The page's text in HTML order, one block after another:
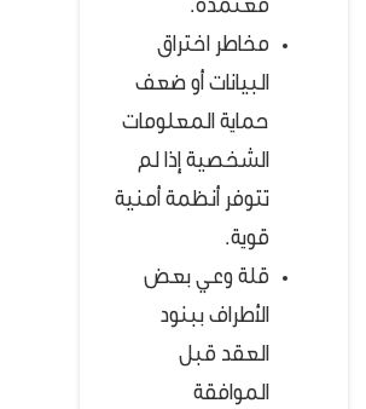
معتمدة.
مخاطر اختراق
البيانات أو ضعف
حماية المعلومات
الشخصية إذا لم
تتوفر أنظمة أمنية
قوية.
قلة وعي بعض
الأطراف ببنود
العقد قبل
الموافقة